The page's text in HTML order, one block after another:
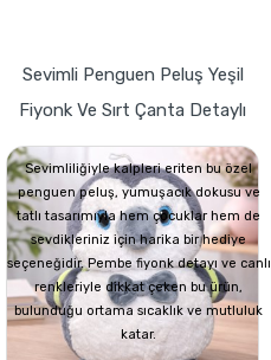
Sevimli Penguen Peluş Yeşil
Fiyonk Ve Sırt Çanta Detaylı
Sevimliliğiyle kalpleri eriten bu özel
penguen peluş, yumuşacık dokusu ve
tatlı tasarımıyla hem çocuklar hem de
sevdikleriniz için harika bir hediye
seçeneğidir. Pembe fiyonk detayı ve canlı
renkleriyle dikkat çeken bu ürün,
bulunduğu ortama sıcaklık ve mutluluk
katar.